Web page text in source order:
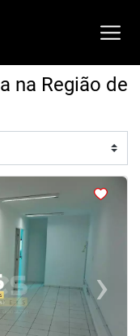
na Região de
›Next